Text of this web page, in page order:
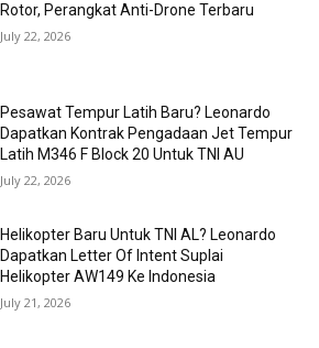
Rotor, Perangkat Anti-Drone Terbaru
July 22, 2026
Pesawat Tempur Latih Baru? Leonardo
Dapatkan Kontrak Pengadaan Jet Tempur
Latih M346 F Block 20 Untuk TNI AU
July 22, 2026
Helikopter Baru Untuk TNI AL? Leonardo
Dapatkan Letter Of Intent Suplai
Helikopter AW149 Ke Indonesia
July 21, 2026